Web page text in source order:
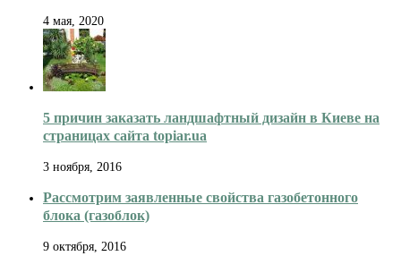
4 мая, 2020
5 причин заказать ландшафтный дизайн в Киеве на
страницах сайта topiar.ua
3 ноября, 2016
Рассмотрим заявленные свойства газобетонного
блока (газоблок)
9 октября, 2016